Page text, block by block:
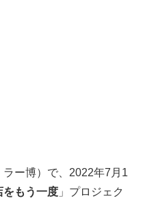
ラー博）で、2022年7月1
をもう一度 」プロジェク